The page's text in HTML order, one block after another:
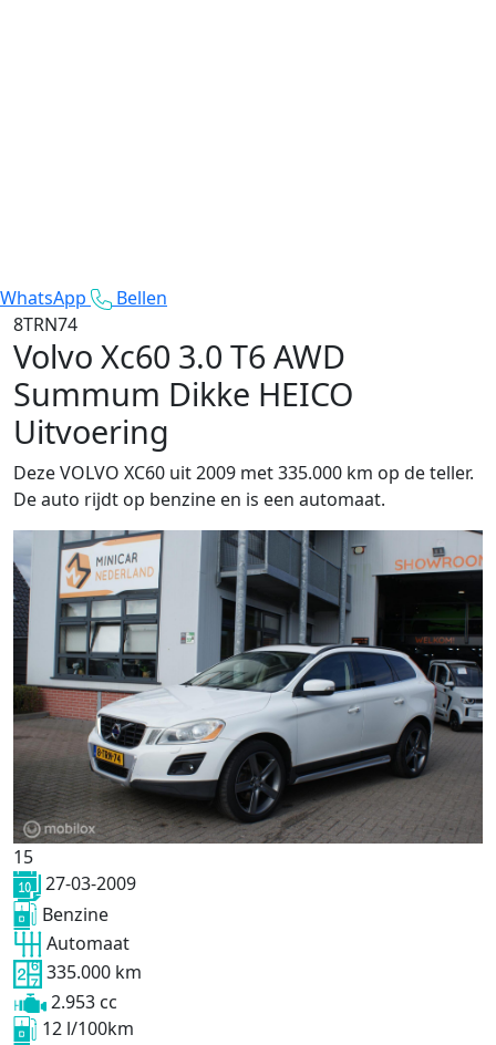
WhatsApp
Bellen
8TRN74
Volvo Xc60 3.0 T6 AWD
Summum Dikke HEICO
Uitvoering
Deze VOLVO XC60 uit 2009 met 335.000 km op de teller.
De auto rijdt op benzine en is een automaat.
15
27-03-2009
Benzine
Automaat
335.000 km
2.953 cc
12 l/100km